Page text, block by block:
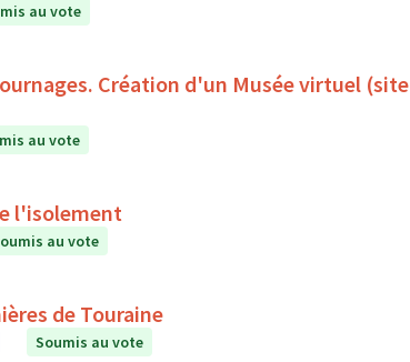
au vote
Création d'un Musée virtuel (site
au vote
l'isolement
au vote
de Touraine
Soumis au vote